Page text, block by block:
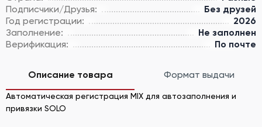
Подписчики/Друзья:
Без друзей
Год регистрации:
2026
Заполнение:
Не заполнен
Верификация:
По почте
Описание товара Формат выдачи
Автоматическая регистрация MIX для автозаполнения и
привязки SOLO